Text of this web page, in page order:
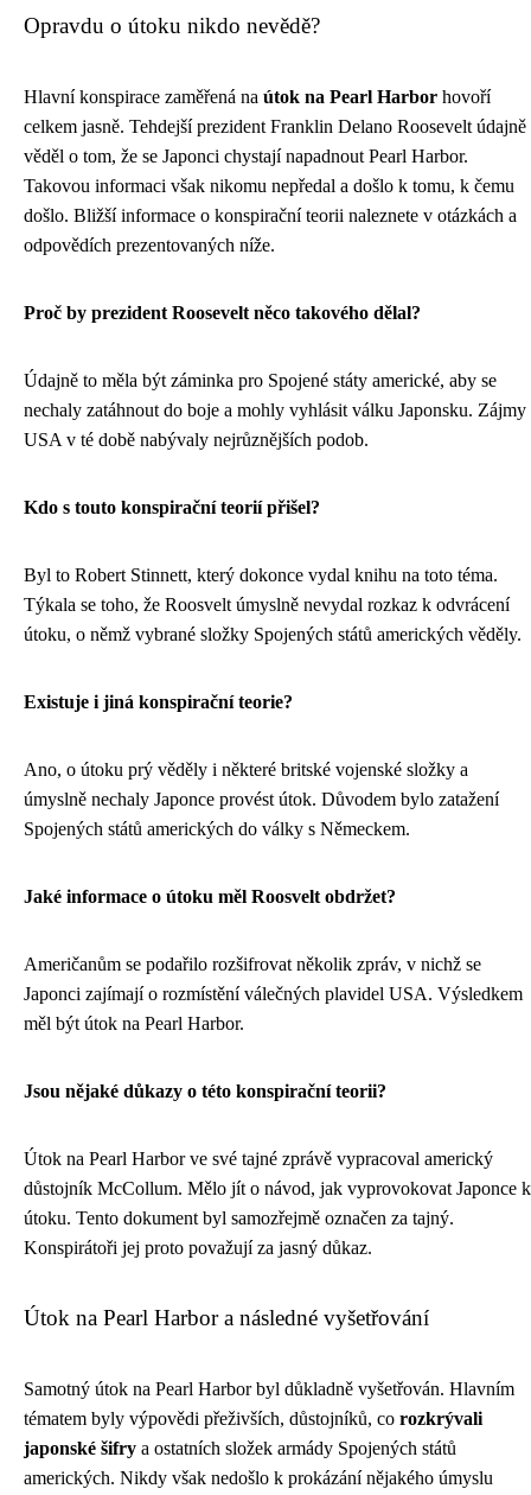
Opravdu o útoku nikdo nevědě?
Hlavní konspirace zaměřená na útok na Pearl Harbor hovoří
celkem jasně. Tehdejší prezident Franklin Delano Roosevelt údajně
věděl o tom, že se Japonci chystají napadnout Pearl Harbor.
Takovou informaci však nikomu nepředal a došlo k tomu, k čemu
došlo. Bližší informace o konspirační teorii naleznete v otázkách a
odpovědích prezentovaných níže.
Proč by prezident Roosevelt něco takového dělal?
Údajně to měla být záminka pro Spojené státy americké, aby se
nechaly zatáhnout do boje a mohly vyhlásit válku Japonsku. Zájmy
USA v té době nabývaly nejrůznějších podob.
Kdo s touto konspirační teorií přišel?
Byl to Robert Stinnett, který dokonce vydal knihu na toto téma.
Týkala se toho, že Roosvelt úmyslně nevydal rozkaz k odvrácení
útoku, o němž vybrané složky Spojených států amerických věděly.
Existuje i jiná konspirační teorie?
Ano, o útoku prý věděly i některé britské vojenské složky a
úmyslně nechaly Japonce provést útok. Důvodem bylo zatažení
Spojených států amerických do války s Německem.
Jaké informace o útoku měl Roosvelt obdržet?
Američanům se podařilo rozšifrovat několik zpráv, v nichž se
Japonci zajímají o rozmístění válečných plavidel USA. Výsledkem
měl být útok na Pearl Harbor.
Jsou nějaké důkazy o této konspirační teorii?
Útok na Pearl Harbor ve své tajné zprávě vypracoval americký
důstojník McCollum. Mělo jít o návod, jak vyprovokovat Japonce k
útoku. Tento dokument byl samozřejmě označen za tajný.
Konspirátoři jej proto považují za jasný důkaz.
Útok na Pearl Harbor a následné vyšetřování
Samotný útok na Pearl Harbor byl důkladně vyšetřován. Hlavním
tématem byly výpovědi přeživších, důstojníků, co rozkrývali
japonské šifry a ostatních složek armády Spojených států
amerických. Nikdy však nedošlo k prokázání nějakého úmyslu